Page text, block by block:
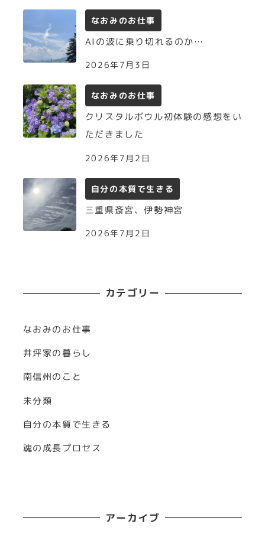
なおみのお仕事
AIの波に乗り切れるのか…
2026年7月3日
なおみのお仕事
クリスタルボウル初体験の感想をい
ただきました
2026年7月2日
自分の本質で生きる
三重県斎宮、伊勢神宮
2026年7月2日
カテゴリー
なおみのお仕事
井坪家の暮らし
南信州のこと
未分類
自分の本質で生きる
魂の成長プロセス
アーカイブ